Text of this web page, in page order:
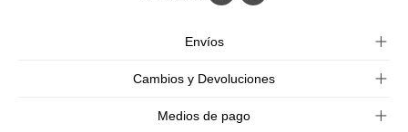
Envíos
Cambios y Devoluciones
Medios de pago